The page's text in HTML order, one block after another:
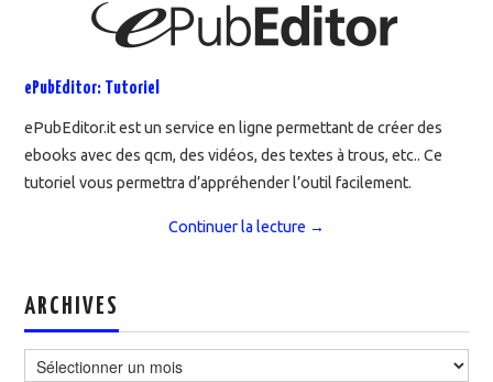
ePubEditor: Tutoriel
ePubEditor.it est un service en ligne permettant de créer des
ebooks avec des qcm, des vidéos, des textes à trous, etc.. Ce
tutoriel vous permettra d’appréhender l’outil facilement.
Continuer la lecture →
ARCHIVES